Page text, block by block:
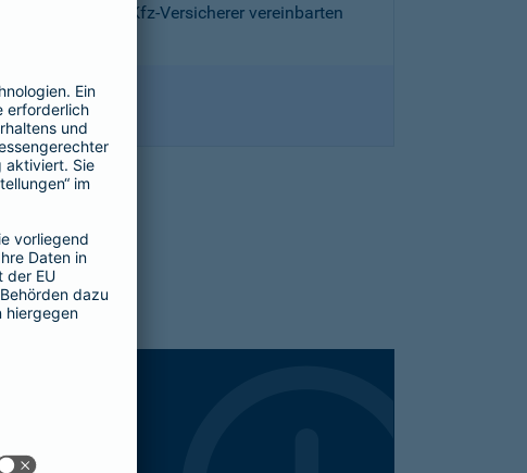
des mit Ihrem Kfz-Versicherer vereinbarten